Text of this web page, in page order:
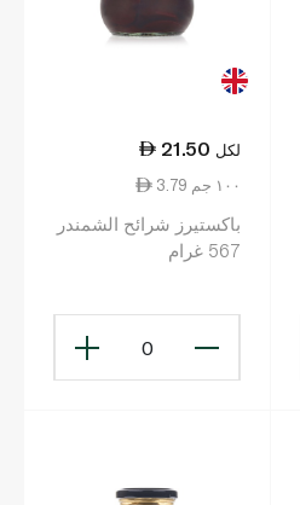
21.50 لكل
3.79 ١٠٠ جم
باكستيرز شرائح الشمندر
567 غرام
0